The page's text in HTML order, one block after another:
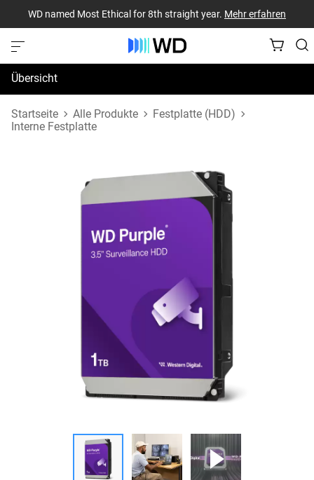
WD named Most Ethical for 8th straight year. Mehr erfahren
Übersicht
Technische Daten
Startseite Alle Produkte
Festplatte (HDD)
Interne Festplatte